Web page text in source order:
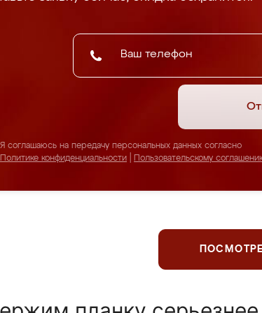
Я соглашаюсь на передачу персональных данных согласно
Политике конфиденциальности
Пользовательскому